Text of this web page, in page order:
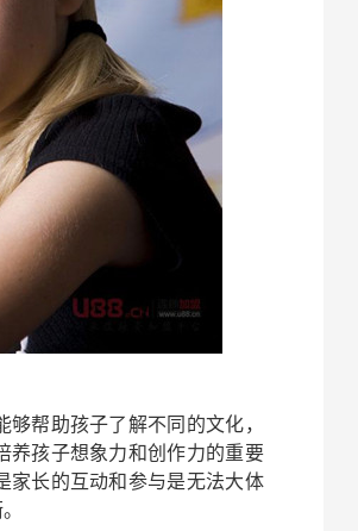
帮助孩子了解不同的文化，
养孩子想象力和创作力的重要
家长的互动和参与是无法大体